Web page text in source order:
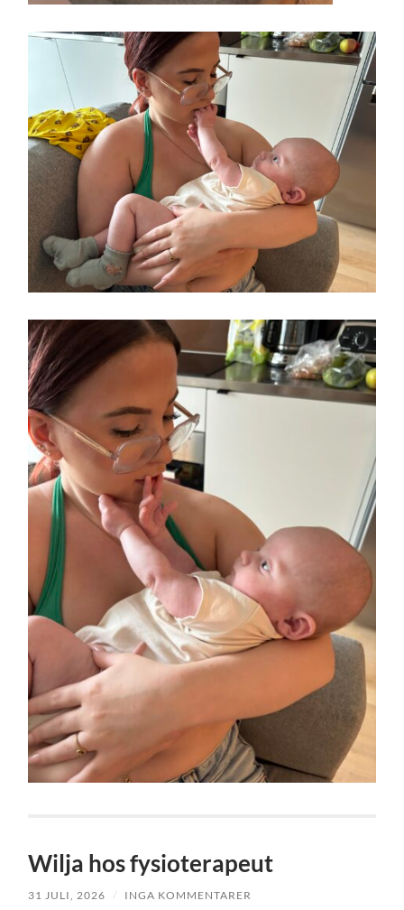
Wilja hos fysioterapeut
31 JULI, 2026 / INGA KOMMENTARER